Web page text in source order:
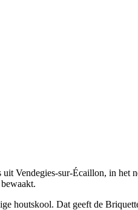
Vendegies-sur-Écaillon, in
houtskool. Dat geeft de